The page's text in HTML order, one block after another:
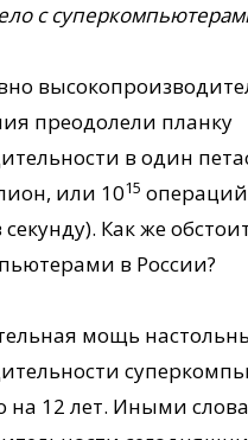
с
преодолели планку
в один
или 1015
Как же
в России?
мощь
на 12 лет. Иными